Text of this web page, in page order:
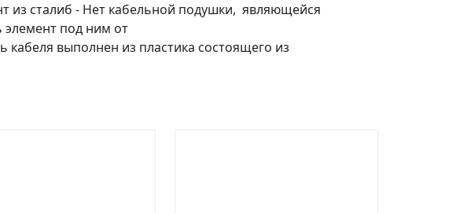
из сталиб - Нет кабельной подушки, являющейся
под ним от
выполнен из пластика состоящего из